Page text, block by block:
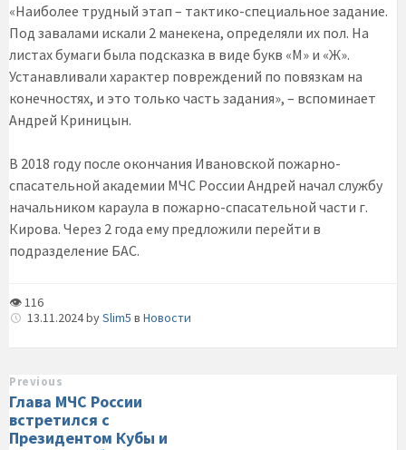
«Наиболее трудный этап – тактико-специальное задание.
Под завалами искали 2 манекена, определяли их пол. На
листах бумаги была подсказка в виде букв «М» и «Ж».
Устанавливали характер повреждений по повязкам на
конечностях, и это только часть задания», – вспоминает
Андрей Криницын.
В 2018 году после окончания Ивановской пожарно-
спасательной академии МЧС России Андрей начал службу
начальником караула в пожарно-спасательной части г.
Кирова. Через 2 года ему предложили перейти в
подразделение БАС.
👁 116
13.11.2024bySlim5 в Новости
Previous
Глава МЧС России
встретился с
Президентом Кубы и